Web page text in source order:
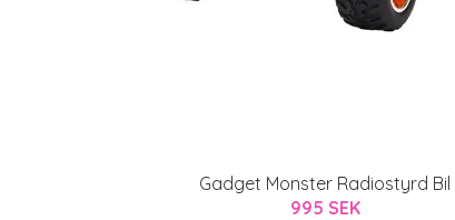
Gadget Monster Radiostyrd Bil
995 SEK